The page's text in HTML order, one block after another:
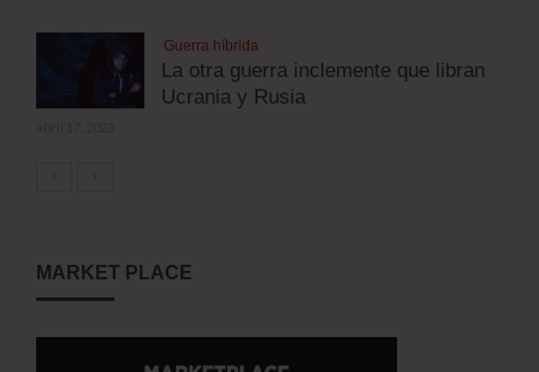
Guerra híbrida
La otra guerra inclemente que libran
Ucrania y Rusia
MARKET PLACE